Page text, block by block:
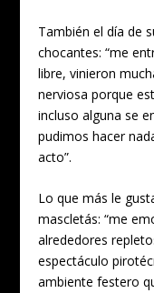
También el día de
chocantes: “me
libre, vinieron
nerviosa porque
incluso alguna se
pudimos hacer
acto”.
Lo que más le
mascletás: “me
alrededores
espectáculo
ambiente festero